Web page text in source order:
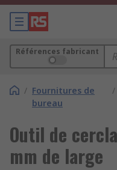
Références fabricant
/ Fournitures de
bureau
/
Outil de
mm de large